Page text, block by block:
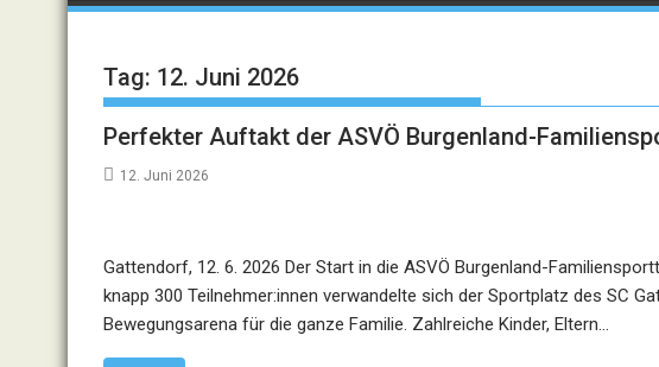
Tag: 12. Juni 2026
Perfekter Auftakt der ASVÖ Burgenland-
12. Juni 2026
Gattendorf, 12. 6. 2026 Der Start in die ASVÖ Burgenland-
knapp 300 Teilnehmer:innen verwandelte sich der Sportplatz des SC
Bewegungsarena für die ganze Familie. Zahlreiche Kinder, Eltern…